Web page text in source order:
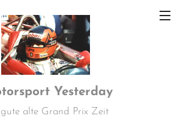
Yesterday
alte Grand Prix Zeit